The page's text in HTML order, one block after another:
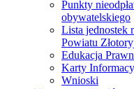
Punkty
obywatelskiego
Lista jednostek
Powiatu
Edukacja
Karty
Wnioski